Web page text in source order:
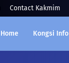
Contact Kakmim
Home Kongsi Info